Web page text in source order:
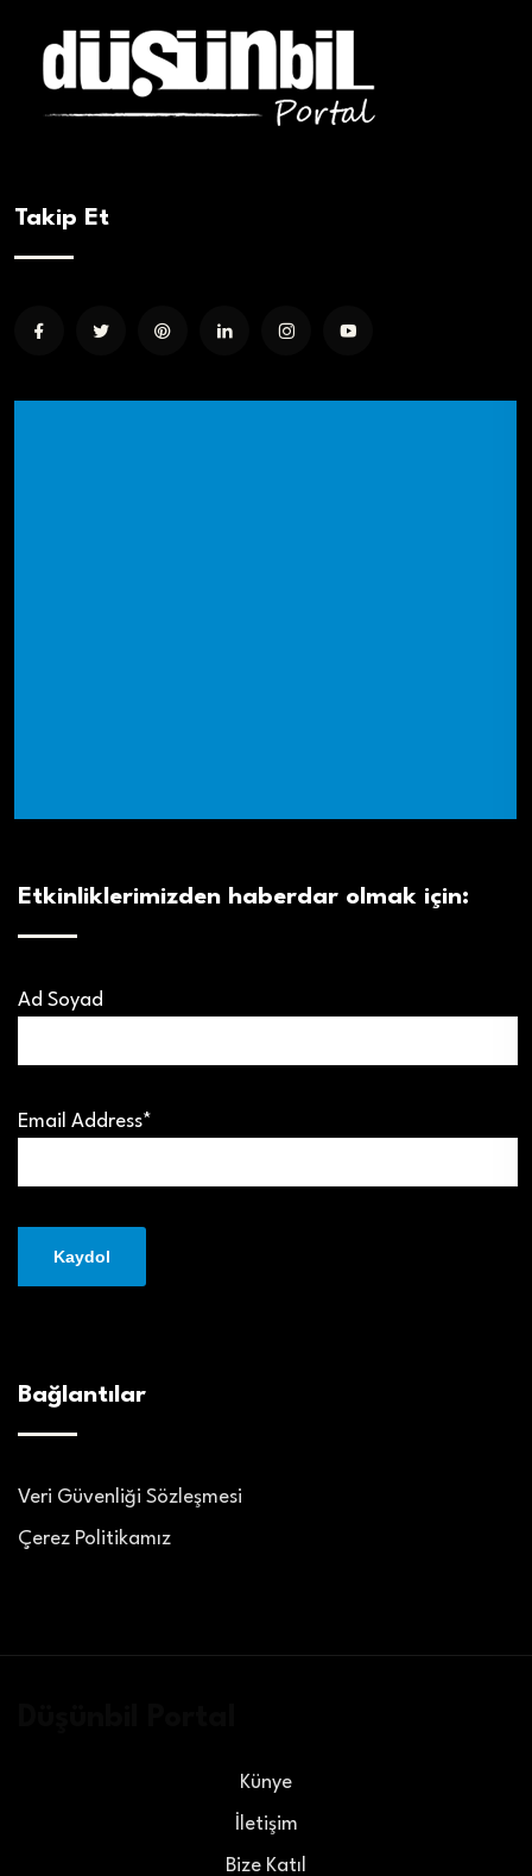
Takip Et
Etkinliklerimizden haberdar olmak için:
Ad Soyad
Email Address*
Bağlantılar
Veri Güvenliği Sözleşmesi
Çerez Politikamız
Künye
İletişim
Bize Katıl